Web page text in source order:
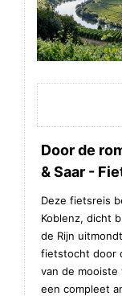
Door de
& Saar -
Deze fietsreis
Koblenz, dicht
de Rijn
fietstocht door
van de mooiste
een compleet